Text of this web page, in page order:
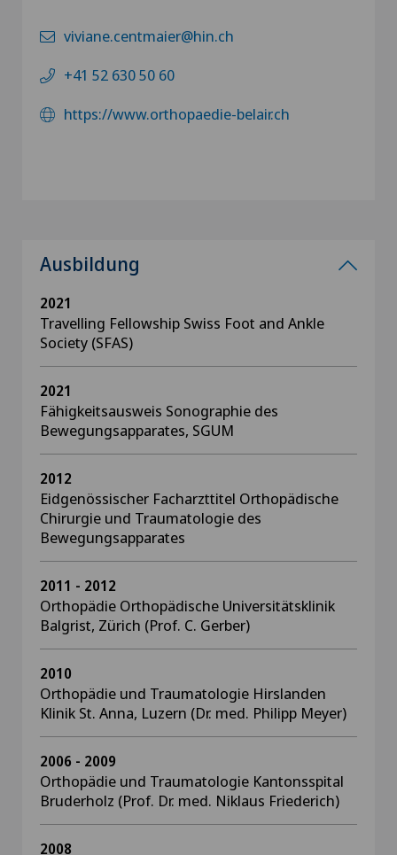
viviane.centmaier@hin.ch
+41 52 630 50 60
https://www.orthopaedie-belair.ch
Ausbildung
2021
Travelling Fellowship Swiss Foot and Ankle
Society (SFAS)
2021
Fähigkeitsausweis Sonographie des
Bewegungsapparates, SGUM
2012
Eidgenössischer Facharzttitel Orthopädische
Chirurgie und Traumatologie des
Bewegungsapparates
2011 - 2012
Orthopädie Orthopädische Universitätsklinik
Balgrist, Zürich (Prof. C. Gerber)
2010
Orthopädie und Traumatologie Hirslanden
Klinik St. Anna, Luzern (Dr. med. Philipp Meyer)
2006 - 2009
Orthopädie und Traumatologie Kantonsspital
Bruderholz (Prof. Dr. med. Niklaus Friederich)
2008